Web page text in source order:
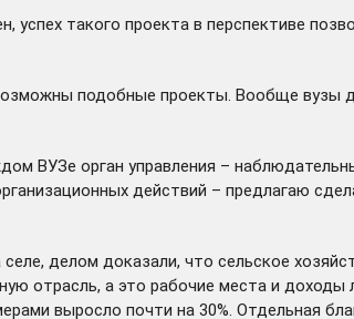
успех такого проекта в перспективе
подобные проекты. Вообще вузы
ВУЗе орган управления –
действий – предлагаю
делом доказали, что сельское
отрасль, а это рабочие места и
выросло почти на 30%. Отдельная